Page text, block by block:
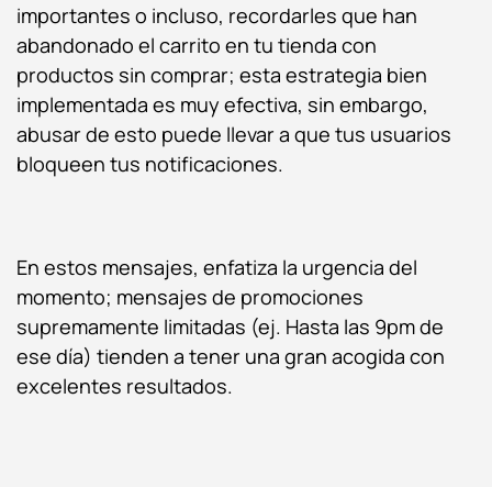
importantes o incluso, recordarles que han
abandonado el carrito en tu tienda con
productos sin comprar; esta estrategia bien
implementada es muy efectiva, sin embargo,
abusar de esto puede llevar a que tus usuarios
bloqueen tus notificaciones.
En estos mensajes, enfatiza la urgencia del
momento; mensajes de promociones
supremamente limitadas (ej. Hasta las 9pm de
ese día) tienden a tener una gran acogida con
excelentes resultados.